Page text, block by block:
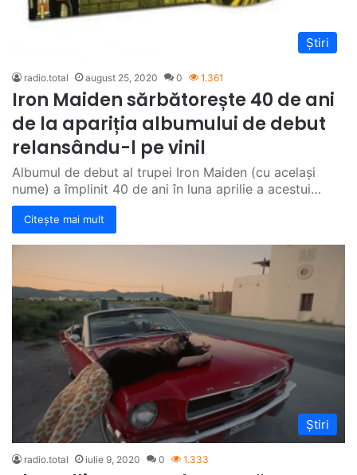
Știri
radio.total august 25, 2020 0 1.361
Iron Maiden sărbătorește 40 de ani
de la apariția albumului de debut
relansându-l pe vinil
Albumul de debut al trupei Iron Maiden (cu același
nume) a împlinit 40 de ani în luna aprilie a acestui…
Citește mai mult
Știri
radio.total iulie 9, 2020 0 1.333